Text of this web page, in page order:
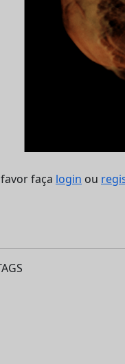
faça login ou